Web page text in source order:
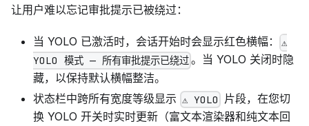
让用户难以忘记审批提示已被绕过：
当 YOLO 已激活时，会话开始时会显示红色横幅：
⚠
YOLO 模式 — 所有审批提示已绕过。当 YOLO 关闭时隐
藏，以保持默认横幅整洁。
状态栏中跨所有宽度等级显示 ⚠ YOLO
片段，在您切
换 YOLO 开关时实时更新（富文本渲染器和纯文本回